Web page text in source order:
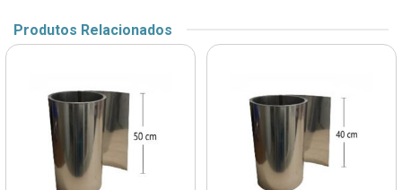
Produtos Relacionados